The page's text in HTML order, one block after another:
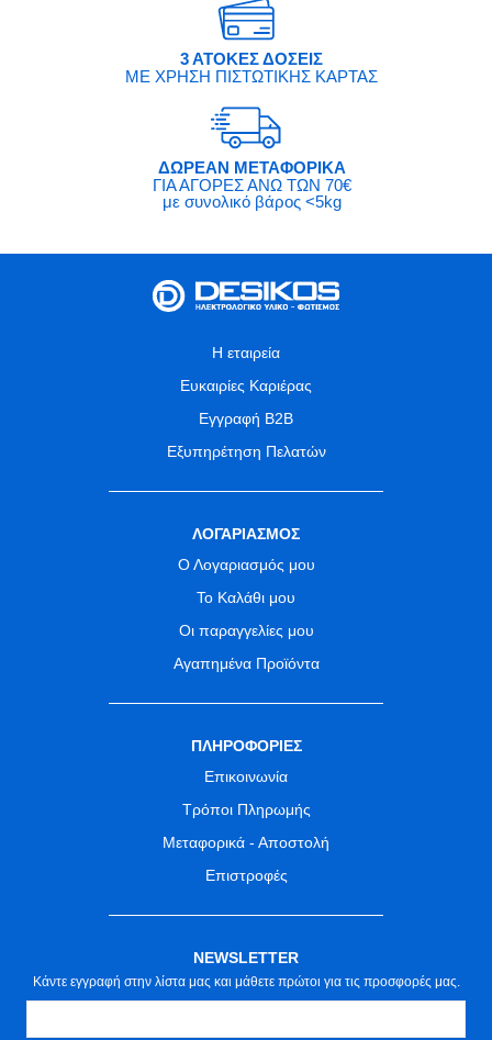
3 ΑΤΟΚΕΣ ΔΟΣΕΙΣ
ΜΕ ΧΡΗΣΗ ΠΙΣΤΩΤΙΚΗΣ ΚΑΡΤΑΣ
ΔΩΡΕΑΝ ΜΕΤΑΦΟΡΙΚΑ
ΓΙΑ ΑΓΟΡΕΣ ΑΝΩ ΤΩΝ 70€
με συνολικό βάρος <5kg
Η εταιρεία
Ευκαιρίες Καριέρας
Εγγραφή B2B
Εξυπηρέτηση Πελατών
ΛΟΓΑΡΙΑΣΜΟΣ
Ο Λογαριασμός μου
Το Καλάθι μου
Οι παραγγελίες μου
Αγαπημένα Προϊόντα
ΠΛΗΡΟΦΟΡΙΕΣ
Επικοινωνία
Τρόποι Πληρωμής
Μεταφορικά - Αποστολή
Επιστροφές
NEWSLETTER
Κάντε εγγραφή στην λίστα μας και μάθετε πρώτοι για τις προσφορές μας.